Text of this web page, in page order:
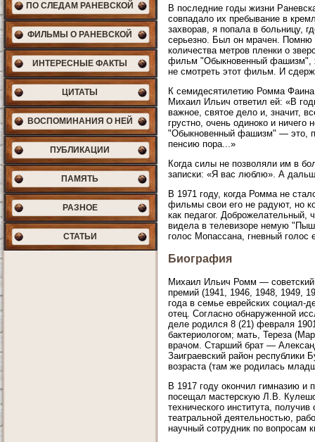
ПО СЛЕДАМ РАНЕВСКОЙ
ФИЛЬМЫ О РАНЕВСКОЙ
ИНТЕРЕСНЫЕ ФАКТЫ
ЦИТАТЫ
ВОСПОМИНАНИЯ О НЕЙ
ПУБЛИКАЦИИ
ПАМЯТЬ
РАЗНОЕ
СТАТЬИ
В последние годы жизни
совпадало их пребывание в
захворав, я попала в больницу,
серьезно. Был он мрачен. Помню
количества метров пленки о
фильм "Обыкновенный фашизм",
не смотреть этот фильм. И
К семидесятилетию Ромма Фаина
Михаил Ильич ответил ей: «В
важное, святое дело и, значит,
грустно, очень одиноко и
"Обыкновенный фашизм" — это,
пенсию пора...»
Когда силы не позволяли им в
записки: «Я вас люблю». А
В 1971 году, когда Ромма не
фильмы свои его не радуют, но
как педагог.
видела в телевизоре немую
голос Мопассана, гневный голос
Биография
Михаил Ильич Ромм — советский
премий (1941, 1946, 1948, 1949,
года в семье еврейских социал-
отец. Согласно обнаруженной
деле родился 8 (21) февраля
бактериологом; мать, Тереза
врачом. Старший брат —
Заиграевский район республики
возраста (там же родилась
В 1917 году окончил гимназию и
посещал мастерскую Л.В.
технического института,
театральной деятельностью,
научный сотрудник по вопросам